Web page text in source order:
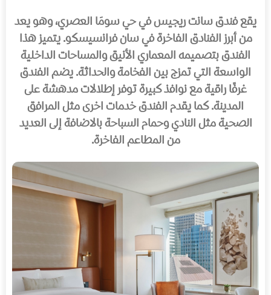
يقع فندق سانت ريجيس في حي سومَا العصري، وهو يعد
من أبرز الفنادق الفاخرة في سان فرانسيسكو. يتميز هذا
الفندق بتصميمه المعماري الأنيق والمساحات الداخلية
الواسعة التي تمزج بين الفخامة والحداثة. يضم الفندق
غرفًا راقية مع نوافذ كبيرة توفر إطلالات مدهشة على
المدينة. كما يقدم الفندق خدمات اخرى مثل المرافق
الصحية مثل النادي وحمام السباحة بالاضافة إلى العديد
من المطاعم الفاخرة.